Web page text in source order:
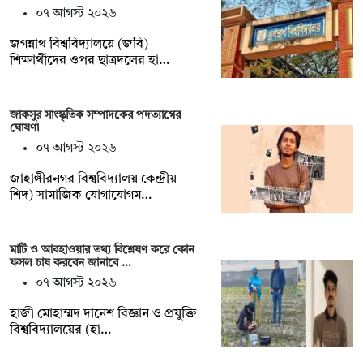
০৭ আগস্ট ২০২৬
জগন্নাথ বিশ্ববিদ্যালয়ে (জবি)
শিক্ষার্থীদের ওপর ছাত্রদলের হা…
জাকসুর সাংস্কৃতিক সম্পাদকের পদত্যাগের
ঘোষণা
০৭ আগস্ট ২০২৬
‎জাহাঙ্গীরনগর বিশ্ববিদ্যালয় কেন্দ্রীয়
শিদ) সামাজিক যোগাযোগম…
মাটি ও আবহাওয়ার তথ্য বিশ্লেষণ করে কোন
ফসল চাষ করবেন জানাবে …
০৭ আগস্ট ২০২৬
হাজী মোহাম্মদ দানেশ বিজ্ঞান ও প্রযুক্তি
বিশ্ববিদ্যালয়ের (হা…